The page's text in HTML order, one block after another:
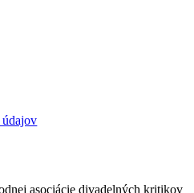
údajov
asociácie divadelných kritikov